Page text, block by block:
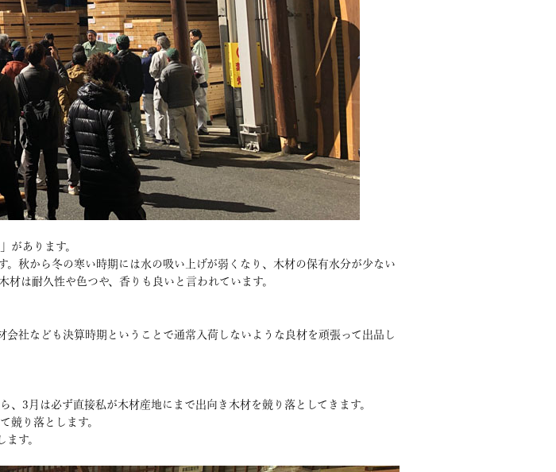
があります。
秋から冬の寒い時期には水の吸い上げが弱くなり、木材の保有水分が少ない
は耐久性や色つや、香りも良いと言われています。
社なども決算時期ということで通常入荷しないような良材を頑張って出品し
3月は必ず直接私が木材産地にまで出向き木材を競り落としてきます。
競り落とします。
す。